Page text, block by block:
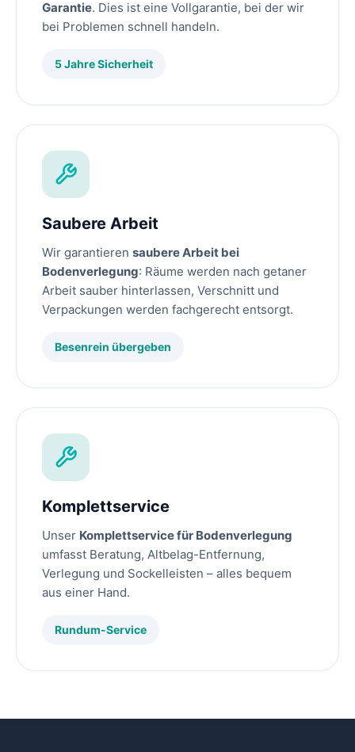
Garantie. Dies ist eine Vollgarantie, bei der wir
bei Problemen schnell handeln.
5 Jahre Sicherheit
Saubere Arbeit
Wir garantieren saubere Arbeit bei
Bodenverlegung: Räume werden nach getaner
Arbeit sauber hinterlassen, Verschnitt und
Verpackungen werden fachgerecht entsorgt.
Besenrein übergeben
Komplettservice
Unser Komplettservice für Bodenverlegung
umfasst Beratung, Altbelag-Entfernung,
Verlegung und Sockelleisten – alles bequem
aus einer Hand.
Rundum-Service